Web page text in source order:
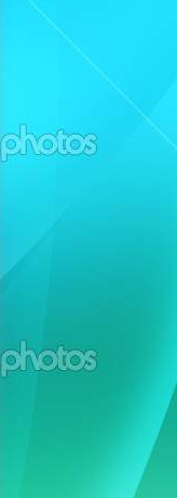
to be
occur.
The
correct
parts of
the
group.